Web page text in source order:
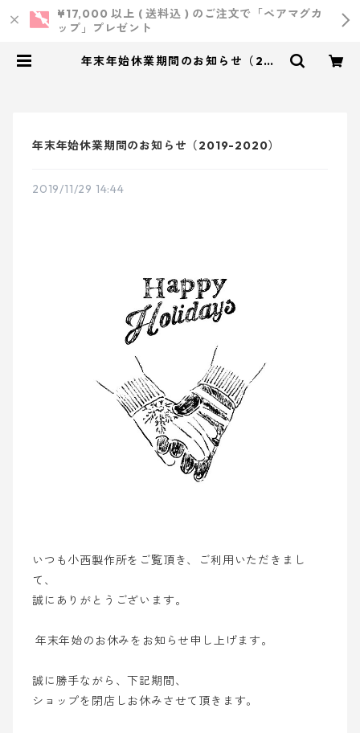
¥17,000 以上 ( 送料込 ) のご注文で「ペアマグカ
ップ」プレゼント
年末年始休業期間のお知らせ（201
年末年始休業期間のお知らせ（2019-2020）
2019/11/29 14:44
いつも小西製作所をご覧頂き、ご利用いただきまし
て、
誠にありがとうございます。
年末年始のお休みをお知らせ申し上げます。
誠に勝手ながら、下記期間、
ショップを閉店しお休みさせて頂きます。